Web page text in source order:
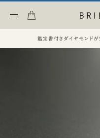
鑑定書付きダイヤモンド